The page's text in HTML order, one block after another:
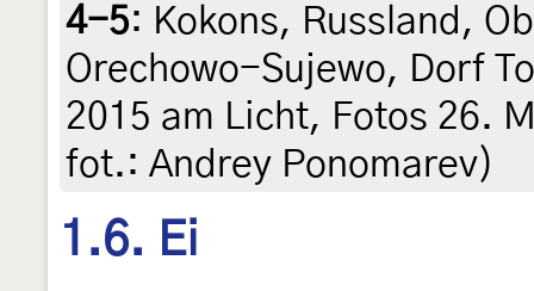
4-5: Kokons, Russland,
Orechowo-Sujewo, Dorf
2015 am Licht, Fotos 26.
fot.: Andrey Ponomarev)
1.6. Ei